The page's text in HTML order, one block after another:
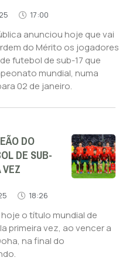
17:00
anunciou hoje que vai
do Mérito os jogadores
futebol de sub-17 que
mundial, numa
02 de janeiro.
DO
DE SUB-
18:26
o título mundial de
primeira vez, ao vencer a
na final do